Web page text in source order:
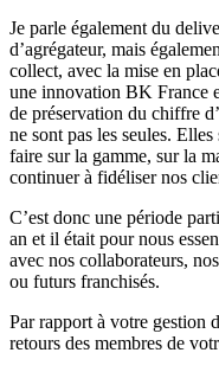
Je parle également du
d’agrégateur, mais
collect, avec la mise en
une innovation BK France
de préservation du chiffre
ne sont pas les seules.
faire sur la gamme, sur la
continuer à fidéliser nos
C’est donc une période
an et il était pour nous
avec nos collaborateurs,
ou futurs franchisés.
Par rapport à votre gestion
retours des membres de